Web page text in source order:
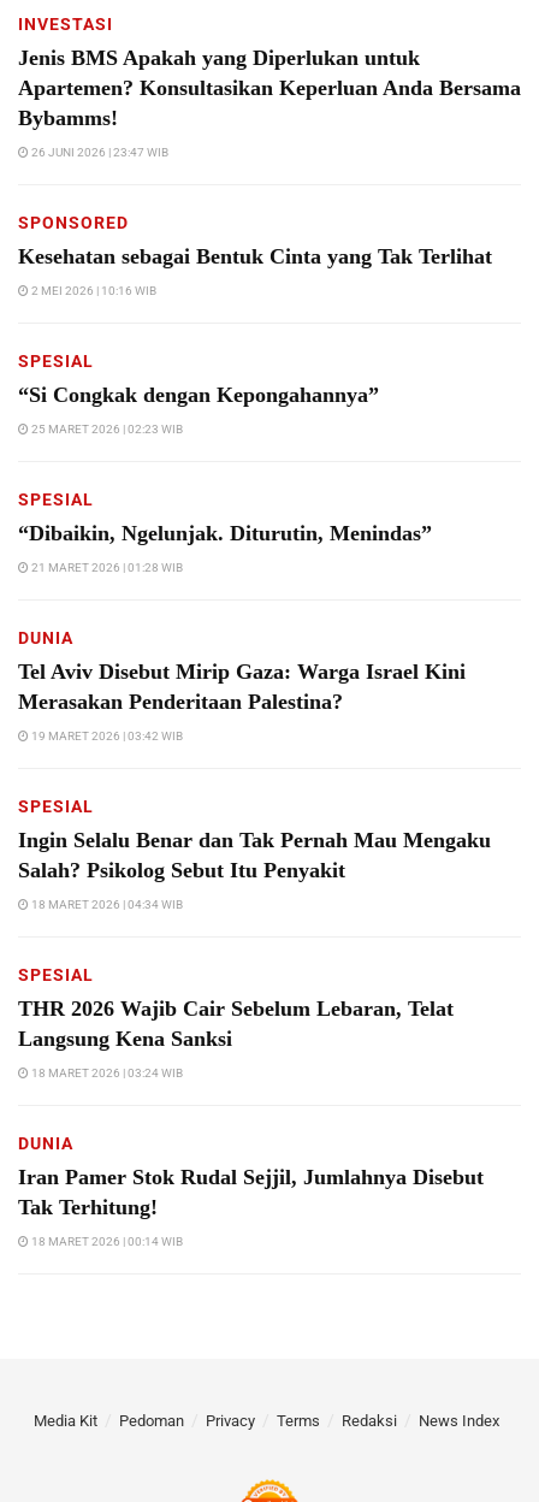
INVESTASI
Jenis BMS Apakah yang Diperlukan untuk
Apartemen? Konsultasikan Keperluan Anda Bersama
Bybamms!
26 JUNI 2026 | 23:47 WIB
SPONSORED
Kesehatan sebagai Bentuk Cinta yang Tak Terlihat
2 MEI 2026 | 10:16 WIB
SPESIAL
“Si Congkak dengan Kepongahannya”
25 MARET 2026 | 02:23 WIB
SPESIAL
“Dibaikin, Ngelunjak. Diturutin, Menindas”
21 MARET 2026 | 01:28 WIB
DUNIA
Tel Aviv Disebut Mirip Gaza: Warga Israel Kini
Merasakan Penderitaan Palestina?
19 MARET 2026 | 03:42 WIB
SPESIAL
Ingin Selalu Benar dan Tak Pernah Mau Mengaku
Salah? Psikolog Sebut Itu Penyakit
18 MARET 2026 | 04:34 WIB
SPESIAL
THR 2026 Wajib Cair Sebelum Lebaran, Telat
Langsung Kena Sanksi
18 MARET 2026 | 03:24 WIB
DUNIA
Iran Pamer Stok Rudal Sejjil, Jumlahnya Disebut
Tak Terhitung!
18 MARET 2026 | 00:14 WIB
Media Kit Pedoman Privacy Terms Redaksi News Index